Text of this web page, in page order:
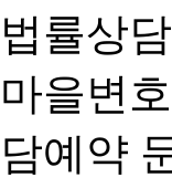
법률상
마을변
담예약